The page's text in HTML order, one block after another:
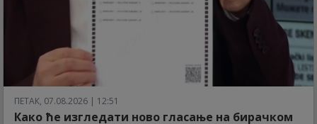
ПЕТАК, 07.08.2026 | 12:51
Како ће изгледати ново гласање на бирачком